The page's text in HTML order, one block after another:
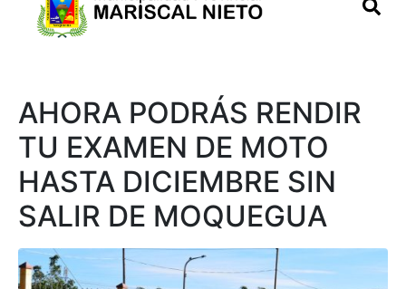
Transparencia
Seguridad
Programas
Intranet
AHORA PODRÁS RENDIR
TU EXAMEN DE MOTO
HASTA DICIEMBRE SIN
SALIR DE MOQUEGUA